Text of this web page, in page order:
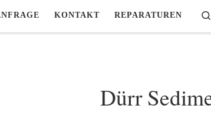
KONTAKT REPARATUREN
Dürr